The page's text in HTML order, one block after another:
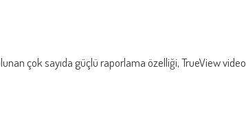
çok sayıda güçlü raporlama özelliği, TrueView video